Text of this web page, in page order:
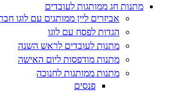
מתנות חג ממותגות לעובדים
אביזרים ליין ממותגים עם לוגו חברה
הגדות לפסח עם לוגו
מתנות לעובדים לראש השנה
מתנות מודפסות ליום האישה
מתנות ממותגות לחנוכה
פנסים